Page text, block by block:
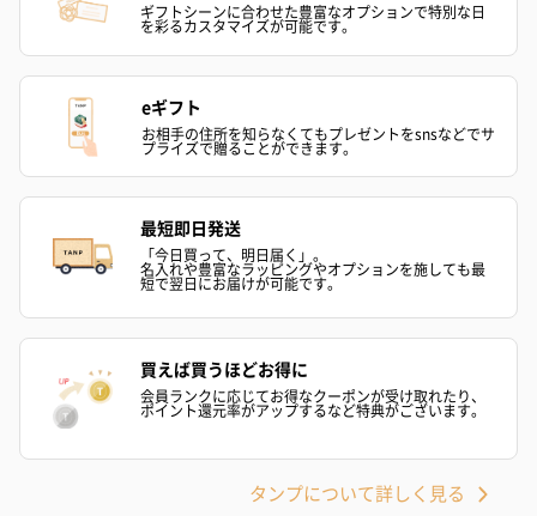
フラッグカプセル：イ
ンセンススティック
（END）（880円）
フラッグカプセル：イ
ンセンススティック
（St.OSMANTHUS）
（GRAPE
（880円）
お酒
お酒を同梱してお届けいたします。
※20歳未満の方への酒類の販売はいたしません。
実楽山田錦 特別純米
ジョニ－ウ
ギフトシーンに合わせた豊富なオプションで特別な日
を彩るカスタマイズが可能です。
eギフト
お相手の住所を知らなくてもプレゼントをsnsなどでサ
プライズで贈ることができます。
最短即日発送
「今日買って、明日届く」。
名入れや豊富なラッピングやオプションを施しても最
短で翌日にお届けが可能です。
買えば買うほどお得に
会員ランクに応じてお得なクーポンが受け取れたり、
ポイント還元率がアップするなど特典がございます。
タンプについて詳しく見る